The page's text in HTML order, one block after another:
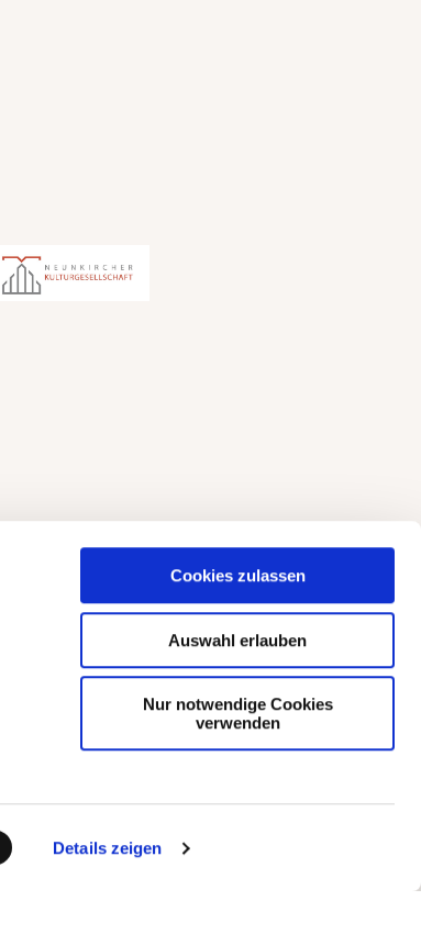
Details zeigen
Cookies zulassen
Auswahl erlauben
Nur notwendige Cookies
verwenden